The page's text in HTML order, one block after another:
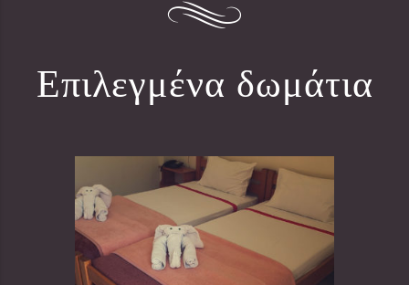
Επιλεγμένα δωμάτια